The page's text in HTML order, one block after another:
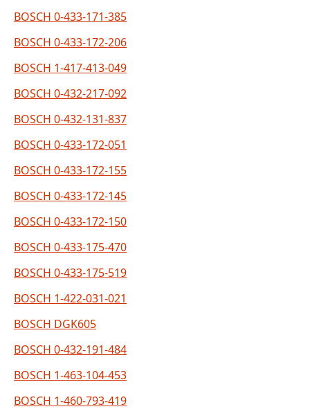
BOSCH 0-433-171-385
BOSCH 0-433-172-206
BOSCH 1-417-413-049
BOSCH 0-432-217-092
BOSCH 0-432-131-837
BOSCH 0-433-172-051
BOSCH 0-433-172-155
BOSCH 0-433-172-145
BOSCH 0-433-172-150
BOSCH 0-433-175-470
BOSCH 0-433-175-519
BOSCH 1-422-031-021
BOSCH DGK605
BOSCH 0-432-191-484
BOSCH 1-463-104-453
BOSCH 1-460-793-419